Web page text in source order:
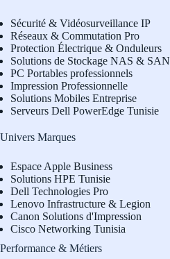
Sécurité & Vidéosurveillance IP
Réseaux & Commutation Pro
Protection Électrique & Onduleurs
Solutions de Stockage NAS & SAN
PC Portables professionnels
Impression Professionnelle
Solutions Mobiles Entreprise
Serveurs Dell PowerEdge Tunisie
Univers Marques
Espace Apple Business
Solutions HPE Tunisie
Dell Technologies Pro
Lenovo Infrastructure & Legion
Canon Solutions d'Impression
Cisco Networking Tunisia
Performance & Métiers